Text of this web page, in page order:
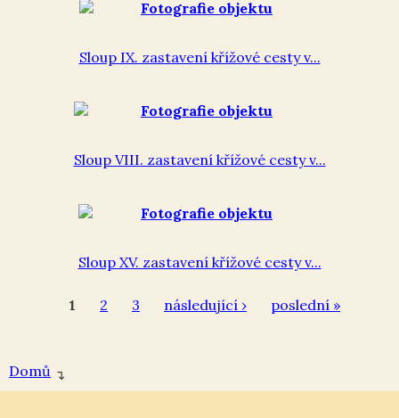
Domů ↴
Sloup IX. zastavení křížové cesty v...
Sloup VIII. zastavení křížové cesty v...
Sloup XV. zastavení křížové cesty v...
1 2 3 následující › poslední »